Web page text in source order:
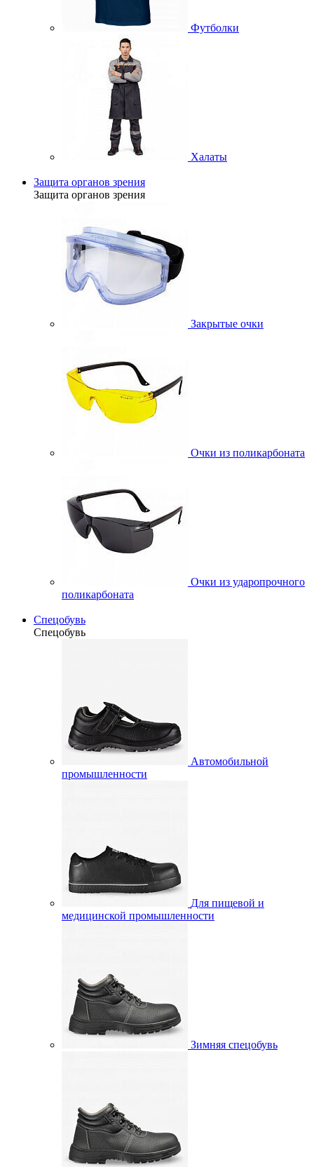
Футболки
Халаты
Защита органов зрения
Защита органов зрения
Закрытые очки
Очки из поликарбоната
Очки из ударопрочного
поликарбоната
Спецобувь
Спецобувь
Автомобильной
промышленности
Для пищевой и
медицинской промышленности
Зимняя спецобувь